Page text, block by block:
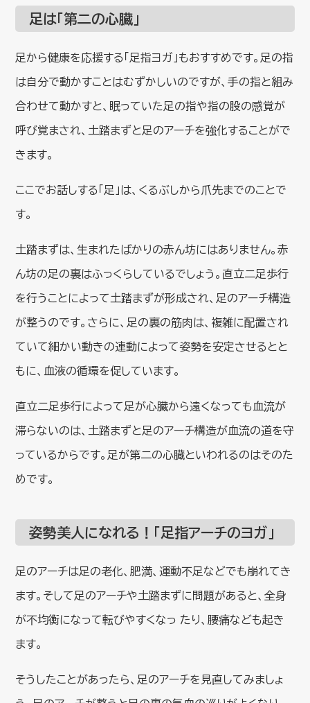
足は「第二の心臓」
足から健康を応援する「足指ヨガ」もおすすめです。足の指
は自分で動かすことはむずかしいのですが、手の指と組み
合わせて動かすと、眠っていた足の指や指の股の感覚が
呼び覚まされ、土踏まずと足のアーチを強化することがで
きます。
ここでお話しする「足」は、くるぶしから爪先までのことで
す。
土踏まずは、生まれたばかりの赤ん坊にはありません。赤
ん坊の足の裏はふっくらしているでしょう。直立二足歩行
を行うことによって土踏まずが形成され、足のアーチ構造
が整うのです。さらに、足の裏の筋肉は、複雑に配置され
ていて細かい動きの連動によって姿勢を安定させるとと
もに、血液の循環を促しています。
直立二足歩行によって足が心臓から遠くなっても血流が
滞らないのは、土踏まずと足のアーチ構造が血流の道を守
っているからです。足が第二の心臓といわれるのはそのた
めです。
姿勢美人になれる！「足指アーチのヨガ」
足のアーチは足の老化、肥満、運動不足などでも崩れてき
ます。そして足のアーチや土踏まずに問題があると、全身
が不均衡になって転びやすくなっ たり、腰痛なども起き
ます。
そうしたことがあったら、足のアーチを見直してみましょ